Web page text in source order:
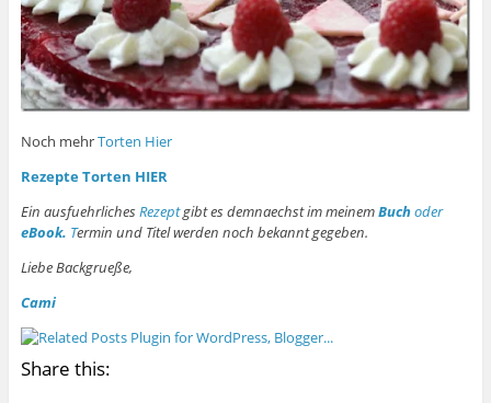
Noch mehrTorten Hier
Rezepte Torten HIER
Ein ausfuehrlichesRezeptgibt es demnaechst im meinemBuchoder
eBook. Termin und Titel werden noch bekannt gegeben.
Liebe Backgrueße,
Cami
Share this: